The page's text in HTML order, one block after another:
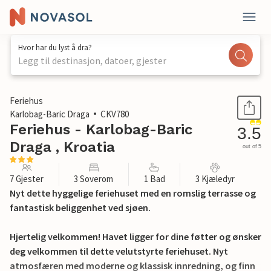
Hvor har du lyst å dra?
Legg til destinasjon, datoer, gjester
1 / 32
Feriehus
Karlobag-Baric Draga
CKV780
Feriehus - Karlobag-Baric
Draga , Kroatia
3.5
out of 5
7 Gjester 3 Soverom 1 Bad 3 Kjæledyr
Nyt dette hyggelige feriehuset med en romslig terrasse og
fantastisk beliggenhet ved sjøen.
Hjertelig velkommen! Havet ligger for dine føtter og ønsker
deg velkommen til dette velutstyrte feriehuset. Nyt
atmosfæren med moderne og klassisk innredning, og finn